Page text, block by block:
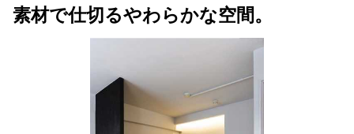
素材で仕切るやわらかな空間。